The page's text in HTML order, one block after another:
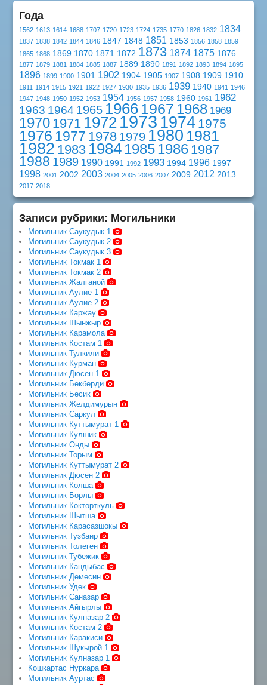
Года
1562 1613 1614 1688 1707 1720 1723 1724 1735 1770 1826 1832 1834
1837 1838 1842 1844 1846 1847 1848 1851 1853 1856 1858 1859
1865 1868 1869 1870 1871 1872 1873 1874 1875 1876
1877 1879 1881 1884 1885 1887 1889 1890 1891 1892 1893 1894 1895
1896 1899 1900 1901 1902 1904 1905 1907 1908 1909 1910
1911 1914 1915 1921 1922 1927 1930 1935 1936 1939 1940 1941 1946
1947 1948 1950 1952 1953 1954 1956 1957 1958 1960 1961 1962
1963 1964 1965 1966 1967 1968 1969
1970 1971 1972 1973 1974 1975
1976 1977 1978 1979 1980 1981
1982 1983 198419851986 1987
1988 1989 1990 1991 1992 1993 1994 1996 1997
1998 2001 2002 2003 2004 2005 2006 2007 2009 2012 2013
2017 2018
Записи рубрики: Могильники
Могильник Саукудык 1
Могильник Саукудык 2
Могильник Саукудык 3
Могильник Токмак 1
Могильник Токмак 2
Могильник Жалганой
Могильник Аулие 1
Могильник Аулие 2
Могильник Каржау
Могильник Шынжыр
Могильник Карамола
Могильник Костам 1
Могильник Тулкили
Могильник Курман
Могильник Дюсен 1
Могильник Бекберди
Могильник Бесик
Могильник Желдимурын
Могильник Саркул
Могильник Куттымурат 1
Могильник Кулшик
Могильник Онды
Могильник Торым
Могильник Куттымурат 2
Могильник Дюсен 2
Могильник Колша
Могильник Борлы
Могильник Кокторткуль
Могильник Шытша
Могильник Карасазшокы
Могильник Тузбаир
Могильник Толеген
Могильник Тубежик
Могильник Кандыбас
Могильник Демесин
Могильник Удек
Могильник Саназар
Могильник Айгырлы
Могильник Кулназар 2
Могильник Костам 2
Могильник Каракиси
Могильник Шукырой 1
Могильник Кулназар 1
Кошкартас Нуркара
Могильник Ауртас